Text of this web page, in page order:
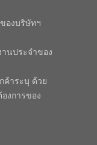
องบริษัทฯ
นประจำของ
ค้าระบุ ด้วย
งการของ